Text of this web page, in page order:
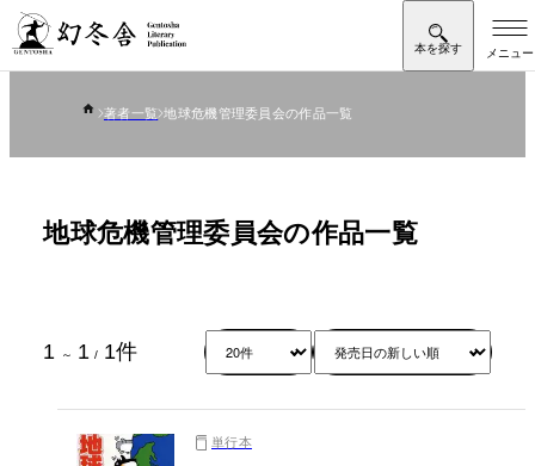
著者一覧 地球危機管理委員会の作品一覧
地球危機管理委員会の作品一覧
1 ～ 1 / 1件
単行本